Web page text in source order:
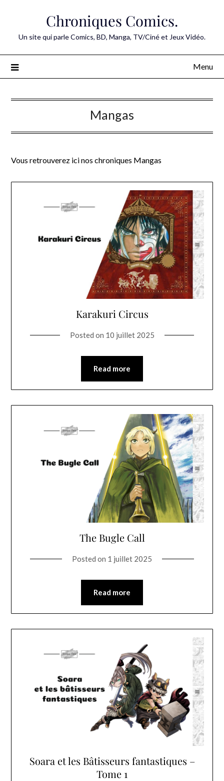
Chroniques Comics.
Un site qui parle Comics, BD, Manga, TV/Ciné et Jeux Vidéo.
Menu
Mangas
Vous retrouverez ici nos chroniques Mangas
Karakuri Circus
Posted on 10 juillet 2025
Read more
The Bugle Call
Posted on 1 juillet 2025
Read more
Soara et les Bâtisseurs fantastiques –
Tome 1